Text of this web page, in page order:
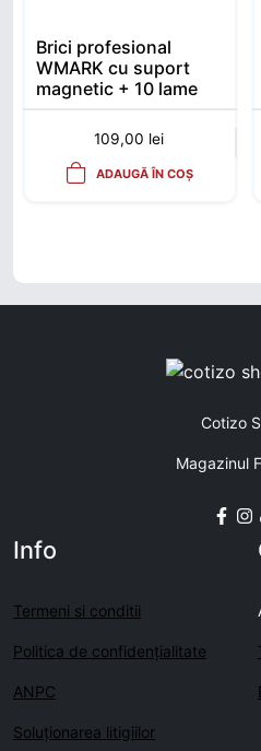
Brici profesional
WMARK cu suport
magnetic + 10 lame
incluse
109,00 lei
ADAUGĂ ÎN COȘ
Cotizo
Magazinul
Info
Termeni si conditii
Politica de confidenţialitate
ANPC
Soluționarea litigiilor